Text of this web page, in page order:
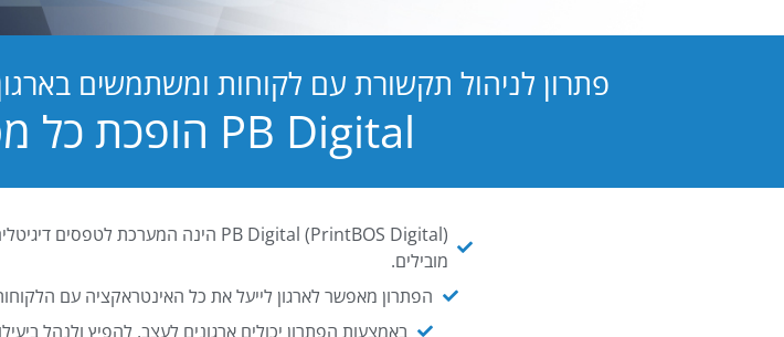
פתרון לניהול תקשורת עם לקוחות ומשתמשים
PB Digital הופכת כל מסמך וטופס, לחוויה!
מובילים.
הפתרון מאפשר לארגון לייעל את כל האינטראקציה עם
באמצעות הפתרון יכולים ארגונים לעצב, להפיץ ולנהל